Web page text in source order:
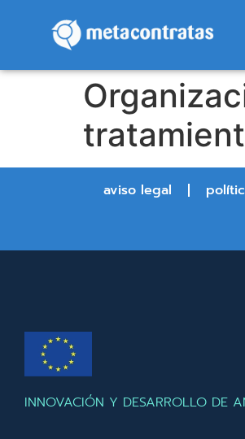
aviso legal
INNOVACIÓN Y DESARROLLO DE